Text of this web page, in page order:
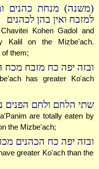
(משנה) מנחת כהנים
למזבח ואין בהן לכהנים
Kohen Gadol and
Kalil on the Mizbe'ach.
them;
ובזה יפה כח מזבח מכח
has greater Ko'ach
שתי הלחם ולחם הפנים
are totally eaten by
the Mizbe'ach;
ובזה יפה כח הכהנים
greater Ko'ach than the